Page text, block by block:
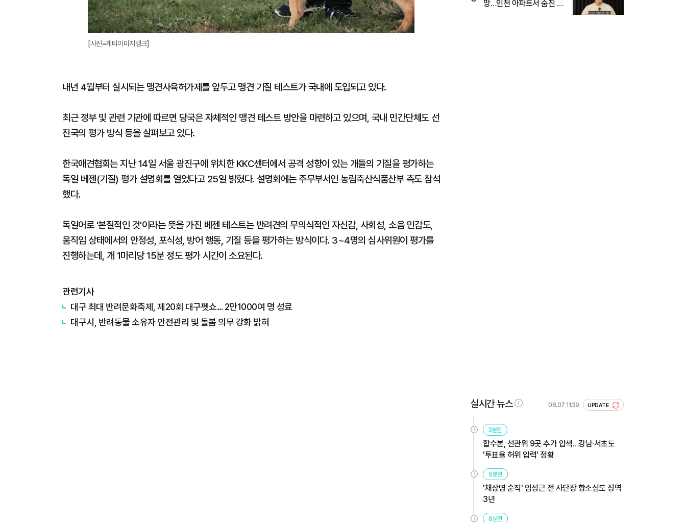
[사진=게티이미지뱅크]
내년 4월부터 실시되는 맹견사육허가제를 앞두고 맹견 기질 테스트가 국내에 도입되고 있다.
최근 정부 및 관련 기관에 따르면 당국은 자체적인 맹견 테스트 방안을 마련하고 있으며, 국내 민간단체도 선
진국의 평가 방식 등을 살펴보고 있다.
한국애견협회는 지난 14일 서울 광진구에 위치한 KKC센터에서 공격 성향이 있는 개들의 기질을 평가하는
독일 베젠(기질) 평가 설명회를 열었다고 25일 밝혔다. 설명회에는 주무부서인 농림축산식품산부 측도 참석
했다.
독일어로 '본질적인 것'이라는 뜻을 가진 베젠 테스트는 반려견의 무의식적인 자신감, 사회성, 소음 민감도,
움직임 상태에서의 안정성, 포식성, 방어 행동, 기질 등을 평가하는 방식이다. 3~4명의 심사위원이 평가를
진행하는데, 개 1마리당 15분 정도 평가 시간이 소요된다.
관련기사
대구 최대 반려문화축제, 제20회 대구펫쇼… 2만1000여 명 성료
대구시, 반려동물 소유자 안전관리 및 돌봄 의무 강화 밝혀
망…인천 아파트서 숨진 채
실시간 뉴스 08.07 11:39 UPDATE
3분전
합수본, 선관위 9곳 추가 압색…강남·서초도
'투표율 허위 입력' 정황
5분전
'채상병 순직' 임성근 전 사단장 항소심도 징역
3년
6분전